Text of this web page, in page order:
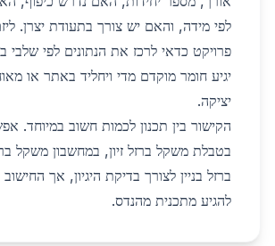
לפי מידה, והאם יש צורך בתעודת יצרן.
פרויקט כדאי לרכז את הנתונים לפי שלבי
יגיע חומר מוקדם מדי ויחליד באתר או
יציקה.
הקישור בין תכנון לכמות חשוב במיוחד.
בטבלת משקל ברזל זיון, במחשבון משקל
ברזל בניין לצורך בדיקת היגיון, אך החישוב
להגיע מתכנית מהנדס.